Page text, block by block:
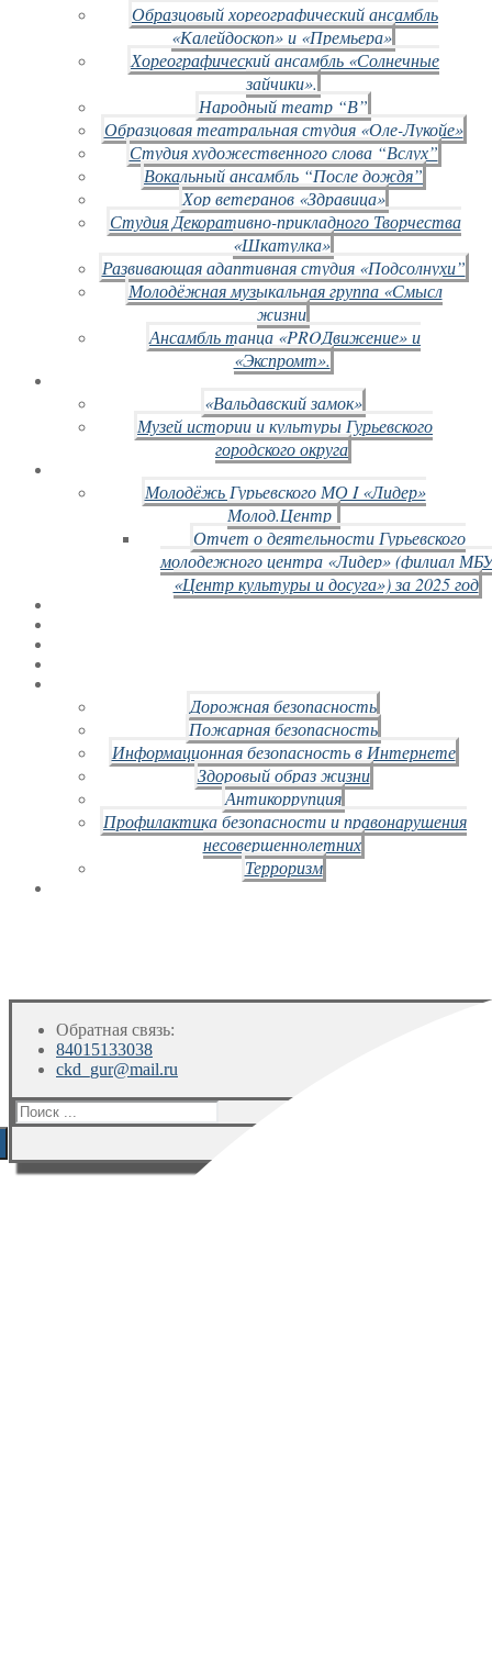
Образцовый хореографический ансамбль
«Калейдоскоп» и «Премьера»
Хореографический ансамбль «Солнечные
зайчики».
Народный театр “В”
Образцовая театральная студия «Оле-Лукойе»
Студия художественного слова “Вслух”
Вокальный ансамбль “После дождя”
Хор ветеранов «Здравица»
Студия Декоративно-прикладного Творчества
«Шкатулка»
Развивающая адаптивная студия «Подсолнухи”
Молодёжная музыкальная группа «Смысл
жизни
Ансамбль танца «PROДвижение» и
«Экспромт».
«Вальдавский замок»
Музей истории и культуры Гурьевского
городского округа
Молодёжь Гурьевского МО I «Лидер»
Молод.Центр
Отчет о деятельности Гурьевского
молодежного центра «Лидер» (филиал
«Центр культуры и досуга») за 2025 год
Дорожная безопасность
Пожарная безопасность
Информационная безопасность в Интернете
Здоровый образ жизни
Антикоррупция
Профилактика безопасности и правонарушения
несовершеннолетних
Терроризм
Обратная связь:
84015133038
ckd_gur@mail.ru
Искать: